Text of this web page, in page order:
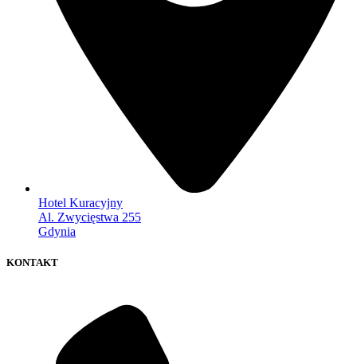
Hotel Kuracyjny
Al. Zwycięstwa 255
Gdynia
KONTAKT